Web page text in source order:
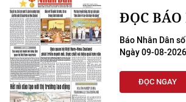
ĐỌC
Báo Nhân Dân
Ngày 09-08-2026
ĐỌC NGAY